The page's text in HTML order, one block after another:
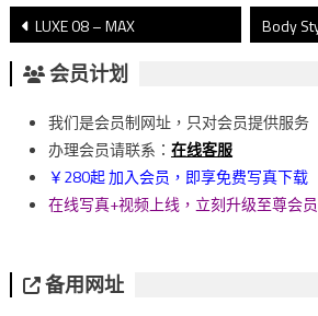
文
章
導
覽
LUXE 08 – MAX
会员计划
我们是会员制网址，只对会员提供服务
办理会员请联系： 在线客服
￥280起 加入会员，即享免费写真下载
在线写真+视频上线，立刻升级至尊会员
备用网址